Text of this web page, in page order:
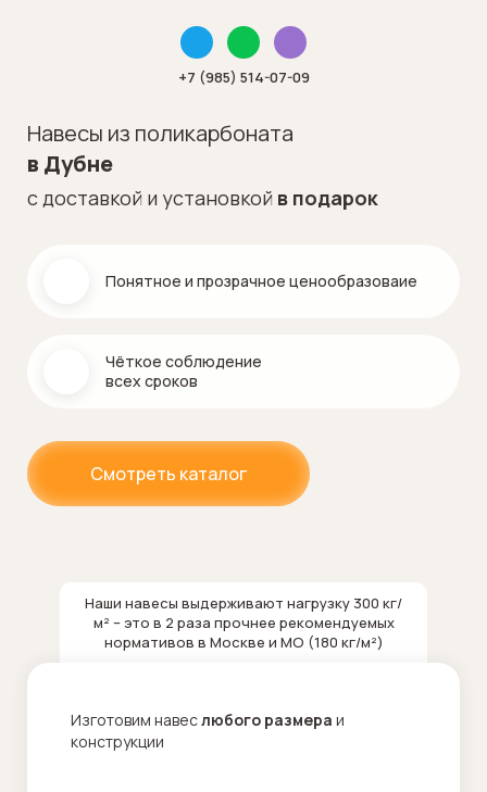
+7 (985) 514-07-09
Навесы из поликарбоната
в Дубне
с доставкой и установкой в подарок
Понятное и прозрачное ценообразоваие
Чёткое соблюдение
всех сроков
Смотреть каталог
Наши навесы выдерживают нагрузку 300 кг/
м² – это в 2 раза прочнее рекомендуемых
нормативов в Москве и МО (180 кг/м²)
Изготовим навеслюбого размера и
конструкции